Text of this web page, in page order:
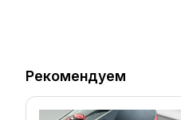
Рекомендуем